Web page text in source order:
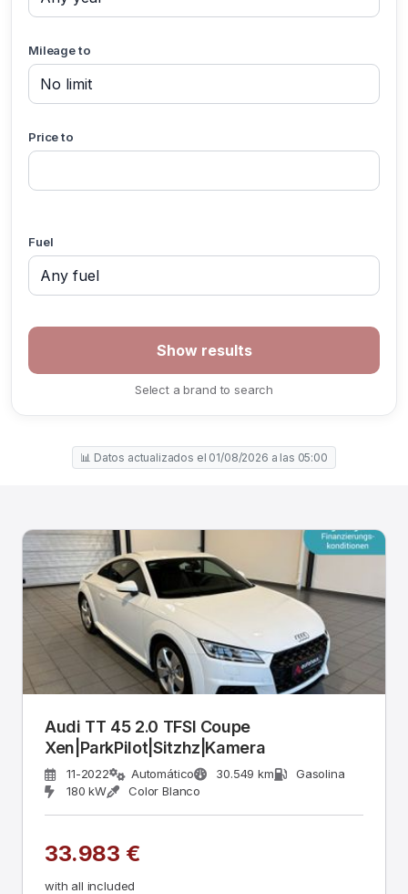
Mileage to
Price to
Fuel
Select a brand to search
📊 Datos actualizados el 01/08/2026 a las 05:00
Audi TT 45 2.0 TFSI Coupe
Xen|ParkPilot|Sitzhz|Kamera
11-2022 Automático 30.549 km
Gasolina
180 kW
Color Blanco
33.983 €
with all included